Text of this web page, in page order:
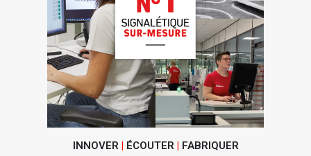
INNOVER | ÉCOUTER | FABRIQUER